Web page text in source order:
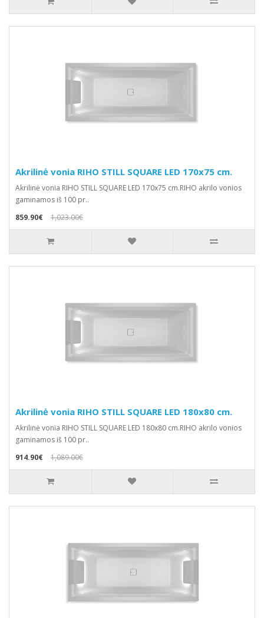
Akrilinė vonia RIHO STILL SQUARE LED 170x75 cm.
Akrilinė vonia RIHO STILL SQUARE LED 170x75 cm.RIHO akrilo vonios
gaminamos iš 100 pr..
859.90€
1,023.00€
Akrilinė vonia RIHO STILL SQUARE LED 180x80 cm.
Akrilinė vonia RIHO STILL SQUARE LED 180x80 cm.RIHO akrilo vonios
gaminamos iš 100 pr..
914.90€
1,089.00€